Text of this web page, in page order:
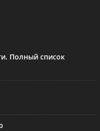
Полный список